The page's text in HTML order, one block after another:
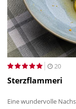
20
Sterzflammeri
Eine wundervolle